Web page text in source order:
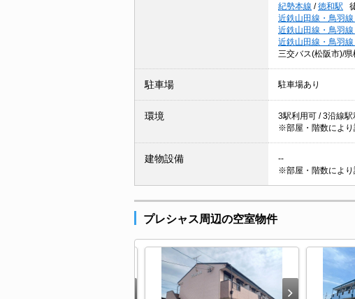
紀勢本線 / 徳和駅
近鉄山田線・鳥羽線
近鉄山田線・鳥羽線
近鉄山田線・鳥羽線
三交バス(松阪市)/
駐車場 駐車場あり
環境
3駅利用可 / 3沿線駅
※部屋・階数により
建物設備
--
※部屋・階数により
プレシャス周辺の空室物件